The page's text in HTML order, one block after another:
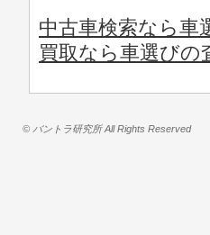
中古車検索なら車
買取なら車選びの
© バントラ研究所 All Rights Reserved